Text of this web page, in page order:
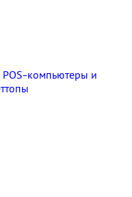
POS-компьютеры и